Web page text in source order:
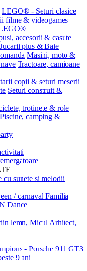
LEGO® - Seturi clasice
filme & videogames
accesorii & casute
Jucarii plus & Baie
Masini, moto &
Tractoare, camioane
copii & seturi meserii
Seturi construit &
trotinete & role
Piscine, camping &
cu sunete si melodii
/ carnaval Familia
Dance
lemn, Micul Arhitect,
- Porsche 911 GT3
9 ani